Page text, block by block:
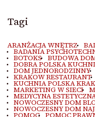
Tagi
ARANŻACJA WNĘTRZ
BADANIA
BOTOKS BUDOWA
DOBRA POLSKA
DOM JEDNORODZINNY
KRAKOW RESTAURANT
KUCHNIA POLSKA
MARKETING W SIECI
MEDYCYNA
NOWOCZESNY DOM
NOWOCZESNY DOM